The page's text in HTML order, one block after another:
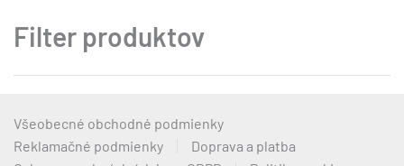
Filter produktov
Všeobecné obchodné podmienky
Reklamačné podmienky
Doprava a platba